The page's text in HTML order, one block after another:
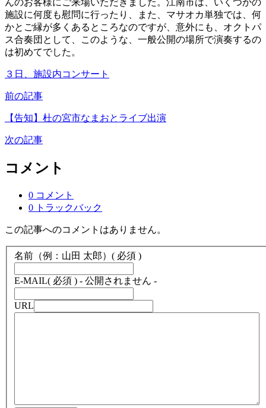
施設に何度も慰問に行ったり、また、マサオカ単独では、何
かとご縁が多くあるところなのですが、意外にも、オクトパ
ス合奏団として、このような、一般公開の場所で演奏するの
は初めてでした。
３日、施設内コンサート
前の記事
【告知】杜の宮市なまおとライブ出演
次の記事
コメント
0 コメント
0 トラックバック
この記事へのコメントはありません。
名前（例：山田 太郎） ( 必須 )
E-MAIL( 必須 ) - 公開されません -
URL